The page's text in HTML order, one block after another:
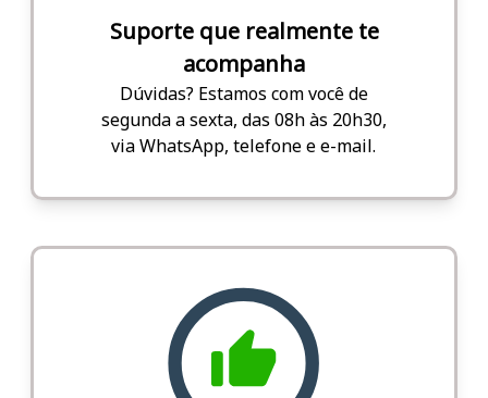
Suporte que realmente te
acompanha
Dúvidas? Estamos com você de
segunda a sexta, das 08h às 20h30,
via WhatsApp, telefone e e-mail.